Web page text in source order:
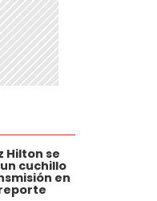
Hilton se
cuchillo
en